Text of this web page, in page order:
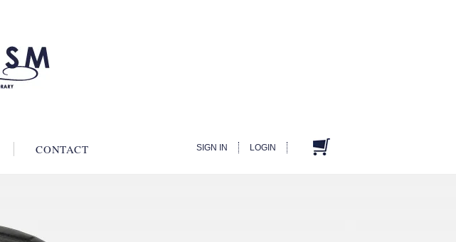
SIGN IN LOGIN
CONTACT